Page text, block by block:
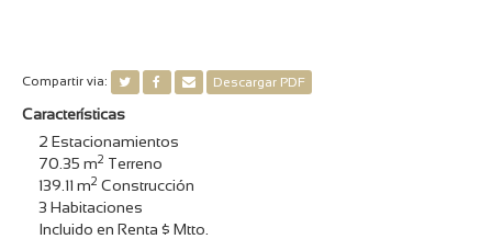
Compartir via: Descargar PDF
Características
2 Estacionamientos
70.35 m2 Terreno
139.11 m2 Construcción
3 Habitaciones
Incluido en Renta $ Mtto.